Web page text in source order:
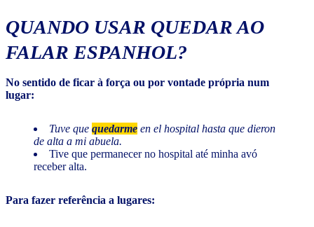
QUANDO USAR QUEDAR AO
FALAR ESPANHOL?
No sentido de ficar à força ou por vontade própria num
lugar:
Tuve que quedarme en el hospital hasta que dieron
de alta a mi abuela.
Tive que permanecer no hospital até minha avó
receber alta.
Para fazer referência a lugares: